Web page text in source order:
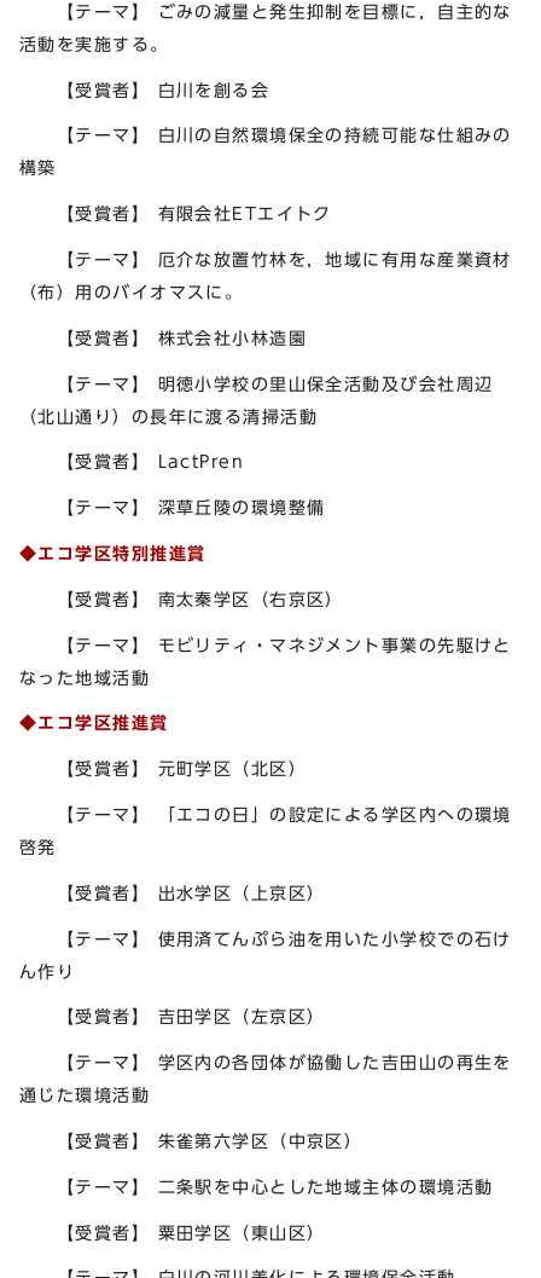
【テーマ】 ごみの減量と発生抑制を目標に，自主的な
活動を実施する。
【受賞者】 白川を創る会
【テーマ】 白川の自然環境保全の持続可能な仕組みの
構築
【受賞者】 有限会社ETエイトク
【テーマ】 厄介な放置竹林を，地域に有用な産業資材
（布）用のバイオマスに。
【受賞者】 株式会社小林造園
【テーマ】 明徳小学校の里山保全活動及び会社周辺
（北山通り）の長年に渡る清掃活動
【受賞者】 LactPren
【テーマ】 深草丘陵の環境整備
◆エコ学区特別推進賞
【受賞者】 南太秦学区（右京区）
【テーマ】 モビリティ・マネジメント事業の先駆けと
なった地域活動
◆エコ学区推進賞
【受賞者】 元町学区（北区）
【テーマ】 「エコの日」の設定による学区内への環境
啓発
【受賞者】 出水学区（上京区）
【テーマ】 使用済てんぷら油を用いた小学校での石け
ん作り
【受賞者】 吉田学区（左京区）
【テーマ】 学区内の各団体が協働した吉田山の再生を
通じた環境活動
【受賞者】 朱雀第六学区（中京区）
【テーマ】 二条駅を中心とした地域主体の環境活動
【受賞者】 粟田学区（東山区）